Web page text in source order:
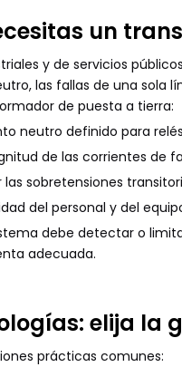
un
y de servicios
las fallas de una
de puesta a tierra:
neutro definido para
de las corrientes de
las sobretensiones
del personal y del
debe detectar o
adecuada.
elija la
prácticas comunes: